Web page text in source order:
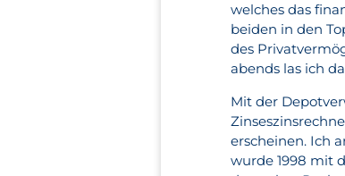
welches das
beiden in den
des
abends las ich
Mit der
erscheinen. Ich
wurde 1998 mit